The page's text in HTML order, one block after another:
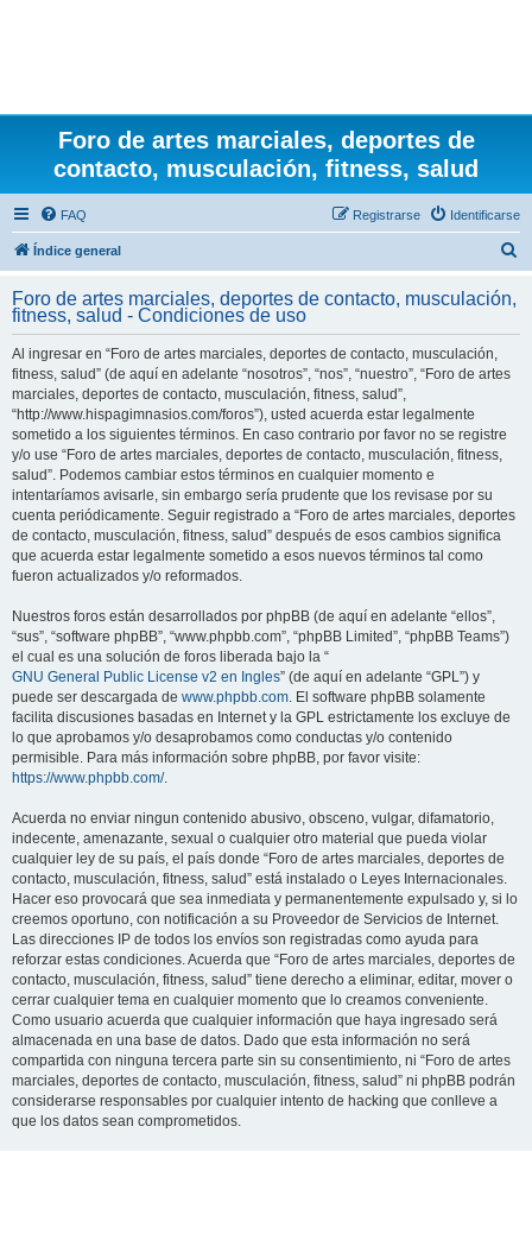
Foro de artes marciales, deportes de
contacto, musculación, fitness, salud
FAQ Identificarse
Registrarse
Índice general
c
Foro de artes marciales, deportes de contacto, musculación,
fitness, salud - Condiciones de uso
Al ingresar en “Foro de artes marciales, deportes de contacto, musculación,
fitness, salud” (de aquí en adelante “nosotros”, “nos”, “nuestro”, “Foro de artes
marciales, deportes de contacto, musculación, fitness, salud”,
“http://www.hispagimnasios.com/foros”), usted acuerda estar legalmente
sometido a los siguientes términos. En caso contrario por favor no se registre
y/o use “Foro de artes marciales, deportes de contacto, musculación, fitness,
salud”. Podemos cambiar estos términos en cualquier momento e
intentaríamos avisarle, sin embargo sería prudente que los revisase por su
cuenta periódicamente. Seguir registrado a “Foro de artes marciales, deportes
de contacto, musculación, fitness, salud” después de esos cambios significa
que acuerda estar legalmente sometido a esos nuevos términos tal como
fueron actualizados y/o reformados.
Nuestros foros están desarrollados por phpBB (de aquí en adelante “ellos”,
“sus”, “software phpBB”, “www.phpbb.com”, “phpBB Limited”, “phpBB Teams”)
el cual es una solución de foros liberada bajo la “
GNU General Public License v2 en Ingles” (de aquí en adelante “GPL”) y
puede ser descargada de www.phpbb.com. El software phpBB solamente
facilita discusiones basadas en Internet y la GPL estrictamente los excluye de
lo que aprobamos y/o desaprobamos como conductas y/o contenido
permisible. Para más información sobre phpBB, por favor visite:
https://www.phpbb.com/.
Acuerda no enviar ningun contenido abusivo, obsceno, vulgar, difamatorio,
indecente, amenazante, sexual o cualquier otro material que pueda violar
cualquier ley de su país, el país donde “Foro de artes marciales, deportes de
contacto, musculación, fitness, salud” está instalado o Leyes Internacionales.
Hacer eso provocará que sea inmediata y permanentemente expulsado y, si lo
creemos oportuno, con notificación a su Proveedor de Servicios de Internet.
Las direcciones IP de todos los envíos son registradas como ayuda para
reforzar estas condiciones. Acuerda que “Foro de artes marciales, deportes de
contacto, musculación, fitness, salud” tiene derecho a eliminar, editar, mover o
cerrar cualquier tema en cualquier momento que lo creamos conveniente.
Como usuario acuerda que cualquier información que haya ingresado será
almacenada en una base de datos. Dado que esta información no será
compartida con ninguna tercera parte sin su consentimiento, ni “Foro de artes
marciales, deportes de contacto, musculación, fitness, salud” ni phpBB podrán
considerarse responsables por cualquier intento de hacking que conlleve a
que los datos sean comprometidos.